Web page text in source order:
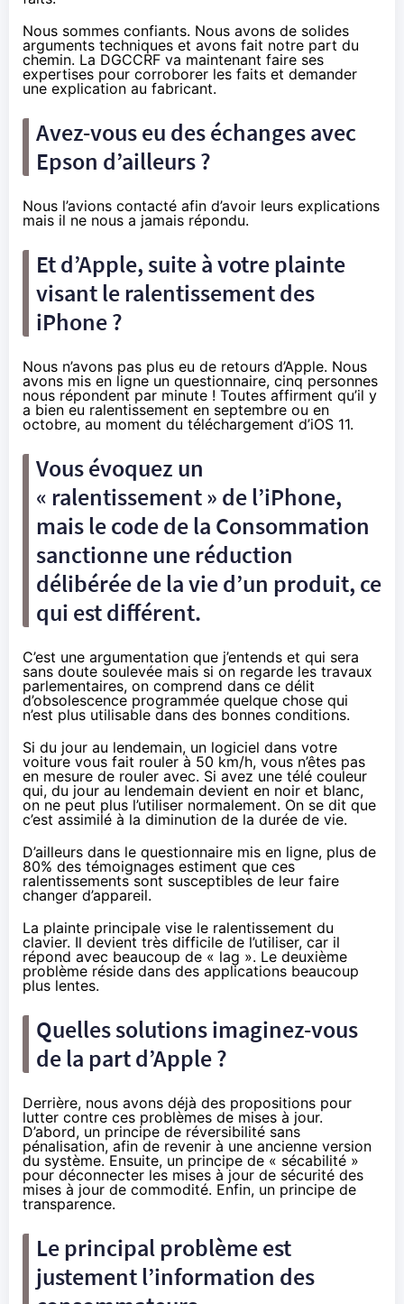
Nous sommes confiants. Nous avons de solides
arguments techniques et avons fait notre part du
chemin. La DGCCRF va maintenant faire ses
expertises pour corroborer les faits et demander
une explication au fabricant.
Avez-vous eu des échanges avec
Epson d’ailleurs ?
Nous l’avions contacté afin d’avoir leurs explications
mais il ne nous a jamais répondu.
Et d’Apple, suite à votre plainte
visant le ralentissement des
iPhone ?
Nous n’avons pas plus eu de retours d’Apple. Nous
avons mis en ligne un questionnaire, cinq personnes
nous répondent par minute ! Toutes affirment qu’il y
a bien eu ralentissement en septembre ou en
octobre, au moment du téléchargement d’iOS 11.
Vous évoquez un
« ralentissement » de l’iPhone,
mais le code de la Consommation
sanctionne une réduction
délibérée de la vie d’un produit, ce
qui est différent.
C’est une argumentation que j’entends et qui sera
sans doute soulevée mais si on regarde les travaux
parlementaires, on comprend dans ce délit
d’obsolescence programmée quelque chose qui
n’est plus utilisable dans des bonnes conditions.
Si du jour au lendemain, un logiciel dans votre
voiture vous fait rouler à 50 km/h, vous n’êtes pas
en mesure de rouler avec. Si avez une télé couleur
qui, du jour au lendemain devient en noir et blanc,
on ne peut plus l’utiliser normalement. On se dit que
c’est assimilé à la diminution de la durée de vie.
D’ailleurs dans le questionnaire mis en ligne, plus de
80% des témoignages estiment que ces
ralentissements sont susceptibles de leur faire
changer d’appareil.
La plainte principale vise le ralentissement du
clavier. Il devient très difficile de l’utiliser, car il
répond avec beaucoup de « lag ». Le deuxième
problème réside dans des applications beaucoup
plus lentes.
Quelles solutions imaginez-vous
de la part d’Apple ?
Derrière, nous avons déjà des propositions pour
lutter contre ces problèmes de mises à jour.
D’abord, un principe de réversibilité sans
pénalisation, afin de revenir à une ancienne version
du système. Ensuite, un principe de « sécabilité »
pour déconnecter les mises à jour de sécurité des
mises à jour de commodité. Enfin, un principe de
transparence.
Le principal problème est
justement l’information des